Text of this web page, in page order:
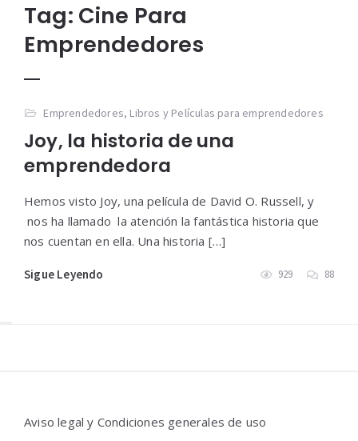
Tag: Cine Para
Emprendedores
Emprendedores, Libros y Películas para emprendedores
Joy, la historia de una
emprendedora
Hemos visto Joy, una película de David O. Russell, y
nos ha llamado la atención la fantástica historia que
nos cuentan en ella. Una historia […]
Sigue Leyendo 929 88
Aviso legal y Condiciones generales de uso